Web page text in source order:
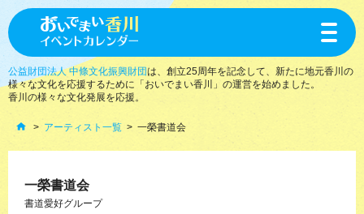
toggle
公益財団法人 中條文化振興財団は、創立25周年を記念して、新たに地元香川の
様々な文化を応援するために「おいでまい香川」の運営を始めました。
香川の様々な文化発展を応援。
アーティスト一覧 一榮書道会
一榮書道会
書道愛好グループ